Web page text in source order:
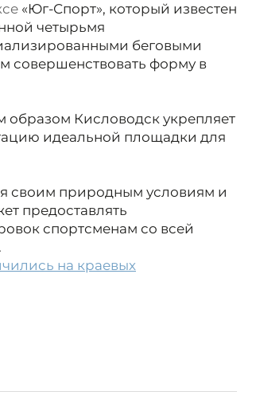
«Юг-Спорт», который известен
четырьмя
беговыми
совершенствовать форму в
образом Кисловодск укрепляет
идеальной площадки для
своим природным условиям и
предоставлять
спортсменам со всей
на краевых